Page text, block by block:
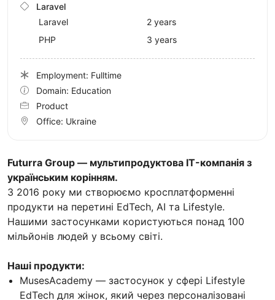
Futurra Group — мультипродуктова IT-компанія з
українським корінням.
З 2016 року ми створюємо кросплатформенні
продукти на перетині EdTech, AI та Lifestyle.
Нашими застосунками користуються понад 100
мільйонів людей у всьому світі.
Наші продукти:
MusesAcademy — застосунок у сфері Lifestyle
EdTech для жінок, який через персоналізовані
Laravel
Laravel
2 years
PHP
3 years
Employment: Fulltime
Domain: Education
Product
Office: Ukraine